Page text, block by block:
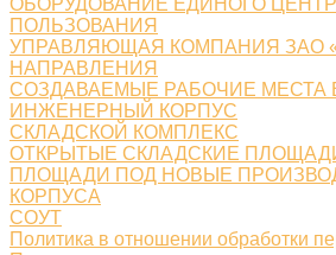
ОБОРУДОВАНИЕ ЕДИНОГО
ПОЛЬЗОВАНИЯ
УПРАВЛЯЮЩАЯ КОМПАНИЯ ЗАО
НАПРАВЛЕНИЯ
СОЗДАВАЕМЫЕ РАБОЧИЕ МЕСТА
ИНЖЕНЕРНЫЙ КОРПУС
СКЛАДСКОЙ КОМПЛЕКС
ОТКРЫТЫЕ СКЛАДСКИЕ
ПЛОЩАДИ ПОД НОВЫЕ
КОРПУСА
СОУТ
Политика в отношении обработки